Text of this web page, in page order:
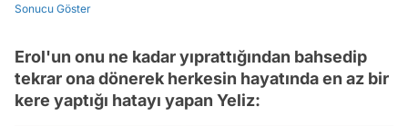
Sonucu Göster
Erol'un onu ne kadar yıprattığından bahsedip
tekrar ona dönerek herkesin hayatında en az bir
kere yaptığı hatayı yapan Yeliz: